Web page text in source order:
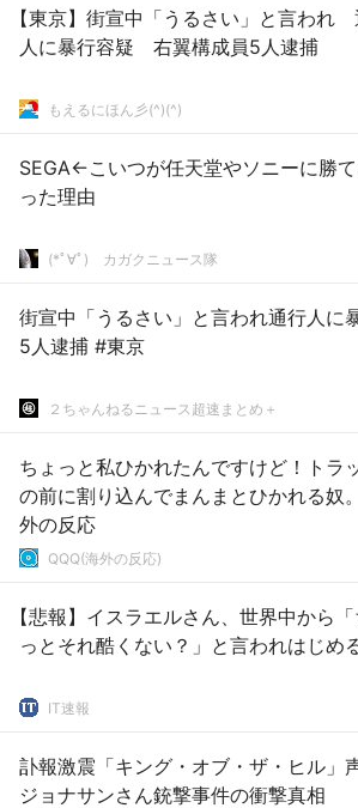
【東京】街宣中「うるさい」と言われ
人に暴行容疑 右翼構成員5人逮捕
もえるにほん彡(^)(^)
SEGA←こいつが任天堂やソニーに勝
った理由
(*ﾟ∀ﾟ)ゞカガクニュース隊
街宣中「うるさい」と言われ通行人に
5人逮捕 #東京
２ちゃんねるニュース超速まとめ＋
ちょっと私ひかれたんですけど！トラ
の前に割り込んでまんまとひかれる奴
外の反応
QQQ(海外の反応)
【悲報】イスラエルさん、世界中から「
っとそれ酷くない？」と言われはじめ
IT速報
訃報激震「キング・オブ・ザ・ヒル」
ジョナサンさん銃撃事件の衝撃真相